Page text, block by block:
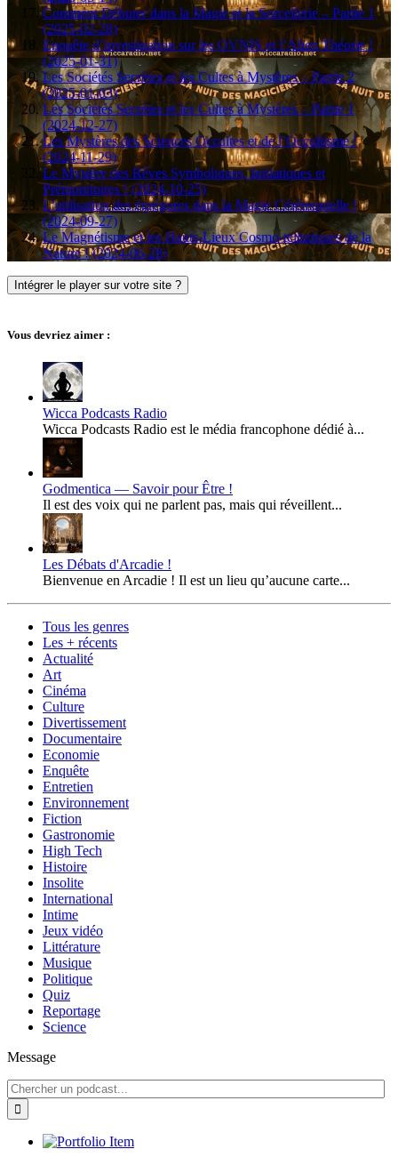
Comment Débuter dans la Magie et la Sorcellerie – Partie 1
(2025-02-28)
Enquête d’investigation sur les OVNIS et l’Alien Théorie !
(2025-01-31)
Les Sociétés Secrètes et les Cultes à Mystères – Partie 2
(2025-01-03)
Les Sociétés Secrètes et les Cultes à Mystères – Partie 1
(2024-12-27)
Les Mystères des Sciences Occultes et de l’Occultisme !
(2024-11-29)
Le Mystère des Rêves Symboliques, Initiatiques et
Prémonitoires ! (2024-10-25)
L’utilisation des égrégores dans la Magie Cérémonielle !
(2024-09-27)
Le Magnétisme et les Hauts-Lieux Cosmo-telluriques de la
Nature ! (2024-06-28)
Intégrer le player sur votre site ?
Vous devriez aimer :
Wicca Podcasts Radio
Wicca Podcasts Radio est le média francophone dédié à...
Godmentica — Savoir pour Être !
Il est des voix qui ne parlent pas, mais qui réveillent...
Les Débats d'Arcadie !
Bienvenue en Arcadie ! Il est un lieu qu’aucune carte...
Tous les genres
Les + récents
Actualité
Art
Cinéma
Culture
Divertissement
Documentaire
Economie
Enquête
Entretien
Environnement
Fiction
Gastronomie
High Tech
Histoire
Insolite
International
Intime
Jeux vidéo
Littérature
Musique
Politique
Quiz
Reportage
Science
Message